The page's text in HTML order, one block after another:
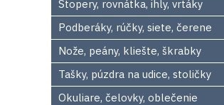
Stopery, rovnátka, ihly, vrtáky
Podberáky, rúčky, siete, čerene
Nože, peány, kliešte, škrabky
Tašky, púzdra na udice, stoličky
Okuliare, čelovky, oblečenie